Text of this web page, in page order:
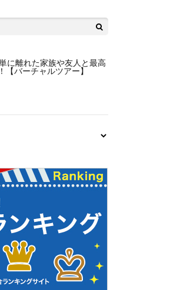
に離れた家族や友人と最高
【バーチャルツアー】